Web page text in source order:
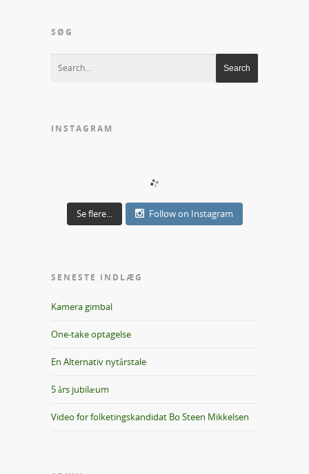
SØG
INSTAGRAM
Se flere... Follow on Instagram
SENESTE INDLÆG
Kamera gimbal
One-take optagelse
En Alternativ nytårstale
5 års jubilæum
Video for folketingskandidat Bo Steen Mikkelsen